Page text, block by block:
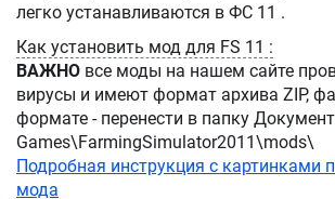
легко устанавливаются в ФС 11 .
Как установить мод для FS 11 :
ВАЖНО все моды на нашем сайте
вирусы и имеют формат архива ZIP,
формате - перенести в папку
Games\FarmingSimulator2011\mods\
Подробная инструкция с картинками
мода